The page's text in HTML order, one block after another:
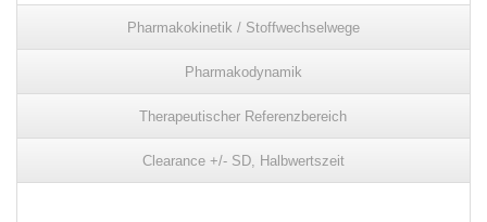
Pharmakokinetik / Stoffwechselwege
Pharmakodynamik
Therapeutischer Referenzbereich
Clearance +/- SD, Halbwertszeit